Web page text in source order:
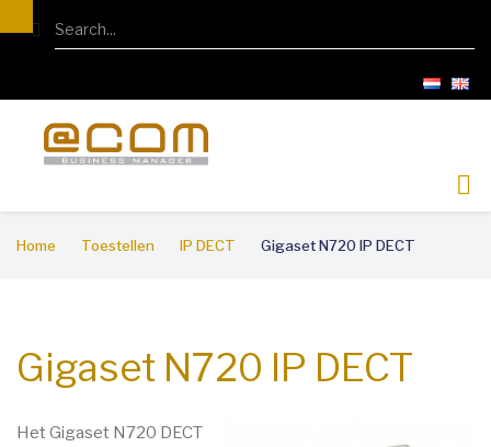
de
inhoud
Search
Home Toestellen IP DECT Gigaset N720 IP DECT
Gigaset N720 IP DECT
Het Gigaset N720 DECT